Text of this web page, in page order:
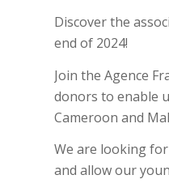
Discover the
end of 2024!
Join the Agence
donors to enable
Cameroon and
We are looking
and allow our